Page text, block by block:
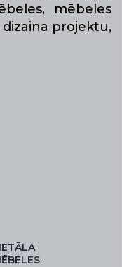
mēbeles
projektu,